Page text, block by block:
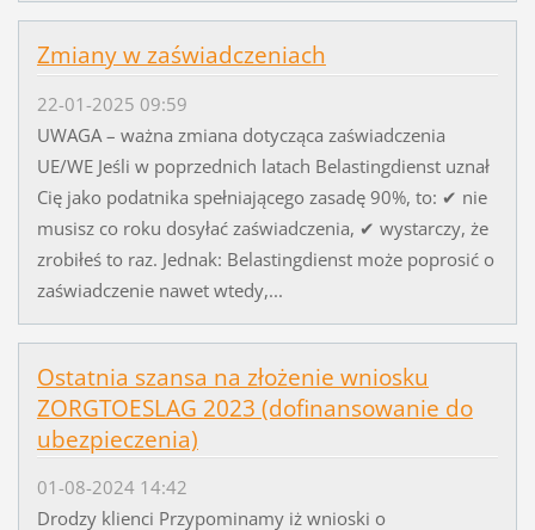
Zmiany w zaświadczeniach
22-01-2025 09:59
UWAGA – ważna zmiana dotycząca zaświadczenia
UE/WE Jeśli w poprzednich latach Belastingdienst uznał
Cię jako podatnika spełniającego zasadę 90%, to: ✔ nie
musisz co roku dosyłać zaświadczenia, ✔ wystarczy, że
zrobiłeś to raz. Jednak: Belastingdienst może poprosić o
zaświadczenie nawet wtedy,...
Ostatnia szansa na złożenie wniosku
ZORGTOESLAG 2023 (dofinansowanie do
ubezpieczenia)
01-08-2024 14:42
Drodzy klienci Przypominamy iż wnioski o